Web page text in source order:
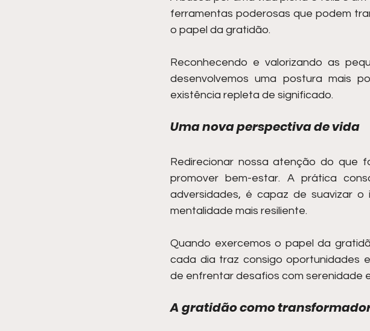
ferramentas poderosas que podem
o papel da gratidão.
Reconhecendo e valorizando as
desenvolvemos uma postura mais
existência repleta de significado.
Uma nova perspectiva de vida
Redirecionar nossa atenção do
promover bem-estar. A prática
adversidades, é capaz de suavizar o
mentalidade mais resiliente.
Quando exercemos o papel da
cada dia traz consigo oportunidades
de enfrentar desafios com serenidade
A gratidão como